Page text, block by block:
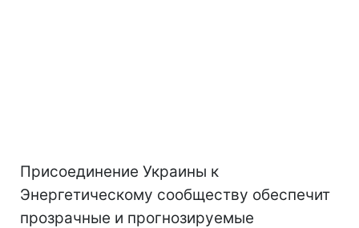
Присоединение Украины к
Энергетическому сообществу обеспечит
прозрачные и прогнозируемые